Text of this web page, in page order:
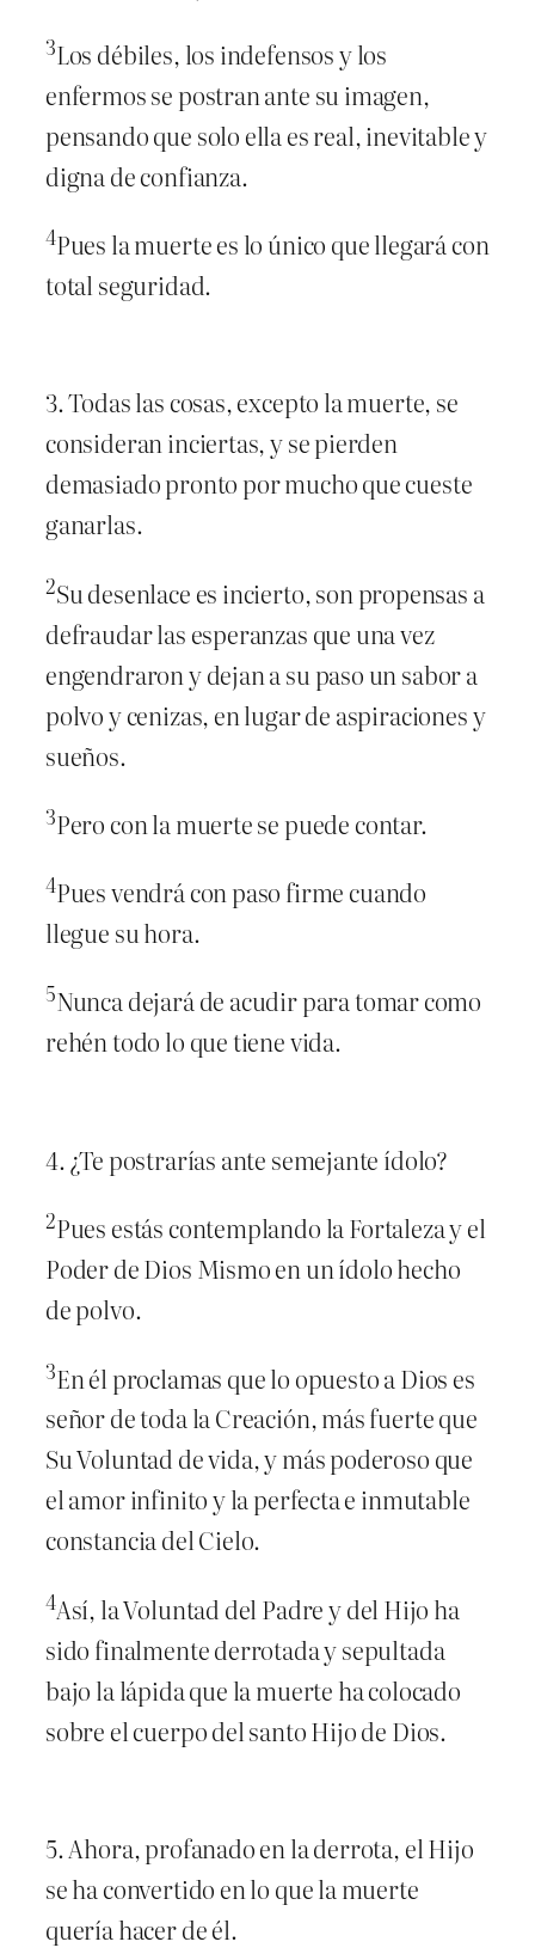
3Los débiles, los indefensos y los
enfermos se postran ante su imagen,
pensando que solo ella es real, inevitable y
digna de confianza.
4Pues la muerte es lo único que llegará con
total seguridad.
3. Todas las cosas, excepto la muerte, se
consideran inciertas, y se pierden
demasiado pronto por mucho que cueste
ganarlas.
2Su desenlace es incierto, son propensas a
defraudar las esperanzas que una vez
engendraron y dejan a su paso un sabor a
polvo y cenizas, en lugar de aspiraciones y
sueños.
3Pero con la muerte se puede contar.
4Pues vendrá con paso firme cuando
llegue su hora.
5Nunca dejará de acudir para tomar como
rehén todo lo que tiene vida.
4. ¿Te postrarías ante semejante ídolo?
2Pues estás contemplando la Fortaleza y el
Poder de Dios Mismo en un ídolo hecho
de polvo.
3En él proclamas que lo opuesto a Dios es
señor de toda la Creación, más fuerte que
Su Voluntad de vida, y más poderoso que
el amor infinito y la perfecta e inmutable
constancia del Cielo.
4Así, la Voluntad del Padre y del Hijo ha
sido finalmente derrotada y sepultada
bajo la lápida que la muerte ha colocado
sobre el cuerpo del santo Hijo de Dios.
5. Ahora, profanado en la derrota, el Hijo
se ha convertido en lo que la muerte
quería hacer de él.